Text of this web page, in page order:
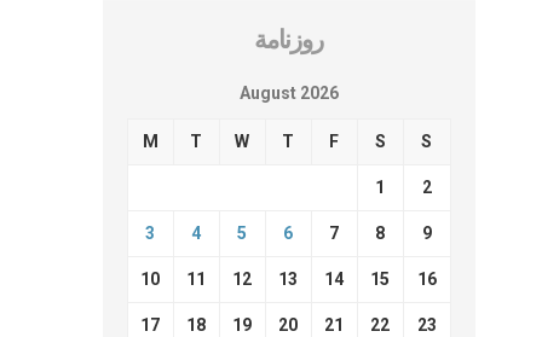
روزنامة
August 2026
M T W T F S S
1 2
3 4 5 6 7 8 9
10 11 12 13 14 15 16
17 18 19 20 21 22 23